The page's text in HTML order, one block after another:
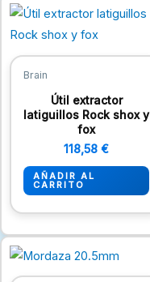
Brain
Útil extractor
latiguillos Rock shox y
fox
118,58 €
AÑADIR AL
CARRITO